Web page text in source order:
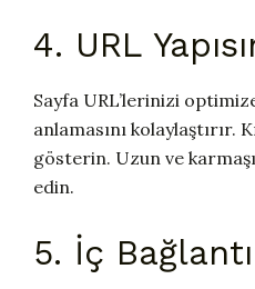
4. URL
Sayfa URL’lerinizi
anlamasını kolaylaştırır.
gösterin. Uzun ve
edin.
5. İç